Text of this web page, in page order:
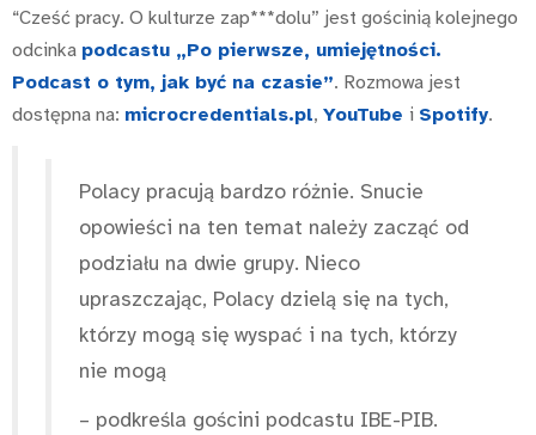
“Cześć pracy. O kulturze zap***dolu” jest gościnią kolejnego
odcinka podcastu „Po pierwsze, umiejętności.
Podcast o tym, jak być na czasie”. Rozmowa jest
dostępna na: microcredentials.pl, YouTube i Spotify.
Polacy pracują bardzo różnie. Snucie
opowieści na ten temat należy zacząć od
podziału na dwie grupy. Nieco
upraszczając, Polacy dzielą się na tych,
którzy mogą się wyspać i na tych, którzy
nie mogą
– podkreśla gościni podcastu IBE-PIB.